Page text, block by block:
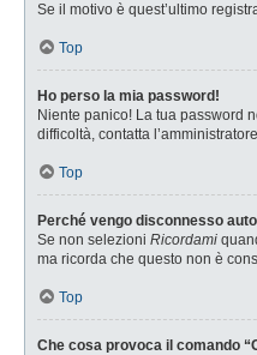
Se il motivo è quest’ultimo
Top
Ho perso la mia password!
Niente panico! La tua password
difficoltà, contatta
Top
Perché vengo disconnesso
Se non selezioni Ricordami
ma ricorda che questo non è
Top
Che cosa provoca il comando